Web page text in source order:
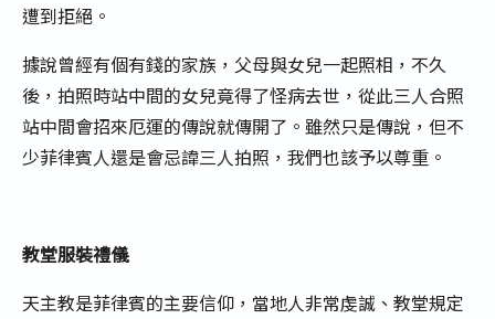
遭到拒絕。
據說曾經有個有錢的家族，父母與女兒一起照相，不久
後，拍照時站中間的女兒竟得了怪病去世，從此三人合照
站中間會招來厄運的傳說就傳開了。雖然只是傳說，但不
少菲律賓人還是會忌諱三人拍照，我們也該予以尊重。
教堂服裝禮儀
天主教是菲律賓的主要信仰，當地人非常虔誠、教堂規定